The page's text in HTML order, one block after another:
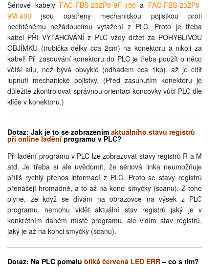
Sériové kabely FAC-FBS-232P0-9F-150 a FAC-FBS-232P0-
9M-400 jsou opatřeny mechanickou pojistkou proti
nechtěnému nežádoucímu vytažení z PLC. Proto je třeba
kabel PŘI VYTAHOVÁNÍ z PLC vždy držet za POHYBLIVOU
OBJÍMKU (trubička délky cca 2cm) na konektoru a nikoli za
kabel! Při zasouvání konektoru do PLC je třeba použít o něco
větší sílu, než bývá obvyklé (odhadem cca 1kp), až je cítit
lupnutí mechanické pojistky. (Před zasunutím konektoru je
důležité zkontrolovat správnou orientaci koncovky vůči PLC dle
klíče v konektoru.)
Dotaz: Jak je to se zobrazením aktuálního stavu registrů
při online ladění programu v PLC?
Při ladění programu v PLC lze zobrazovat stavy registrů R a M
atd. Je třeba si ale uvědomit, že sériová linka neumožňuje
příliš rychlý přenos informací z PLC. Proto se stavy registrů
přenášejí hromadně, a to až na konci smyčky (scanu). Z toho
plyne, že když se dívám na obrazovce na výsek z PLC
programu, nemohu vidět aktuální stav registrů jaký je v
konkrétním daném místě programu, ale vidím stav registrů,
jaký je až na konci smyčky (scanu).
Dotaz: Na PLC pomalu bliká červená LED ERR– co s tím?